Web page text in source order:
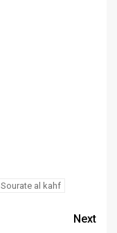
Sourate al kahf
Next